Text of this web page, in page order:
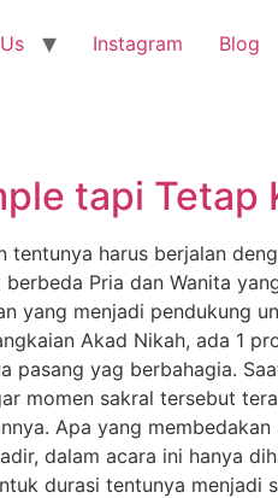
Instagram Blog
tapi Tetap
harus berjalan
Pria dan Wanita
yang menjadi pendukung
Akad Nikah, ada 1
yag berbahagia.
momen sakral tersebut
Apa yang
dalam acara ini hanya
durasi tentunya menjadi